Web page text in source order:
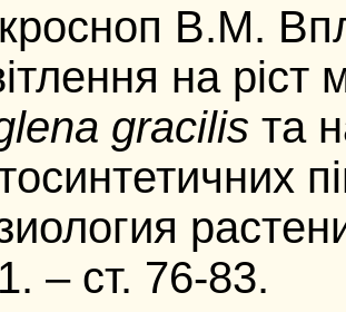
В.М.
на ріст
gracilis та
– ст. 76-83.